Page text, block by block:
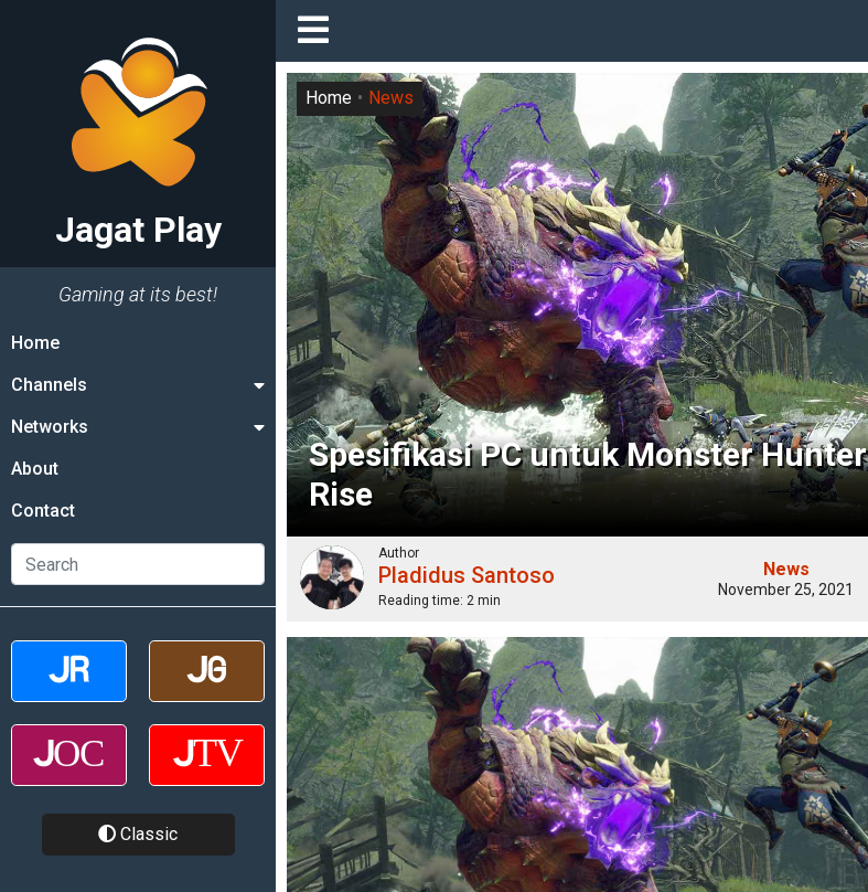
Jagat Play
Gaming at its best!
Home
Channels
Networks
About
Contact
Classic
Spesifikasi PC untuk Monster Hunter
Rise
Home News
Author
Pladidus Santoso
Reading time: 2 min
News
November 25, 2021